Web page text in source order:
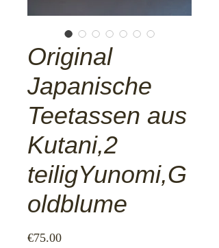
Original
Japanische
Teetassen aus
Kutani,2
teiligYunomi,G
oldblume
€75.00Price